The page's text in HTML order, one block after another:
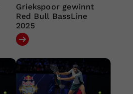
Griekspoor gewinnt
Red Bull BassLine
2025